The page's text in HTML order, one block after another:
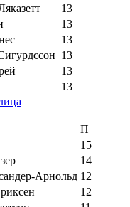
13
13
13
13
13
13
П
15
14
Арнольд 12
12